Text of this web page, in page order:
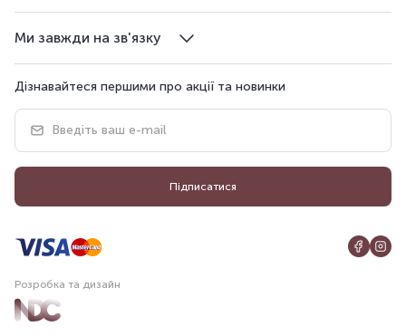
Ми завжди на зв'язку
Дізнавайтеся першими про акції та новинки
Підписатися
Розробка та дизайн